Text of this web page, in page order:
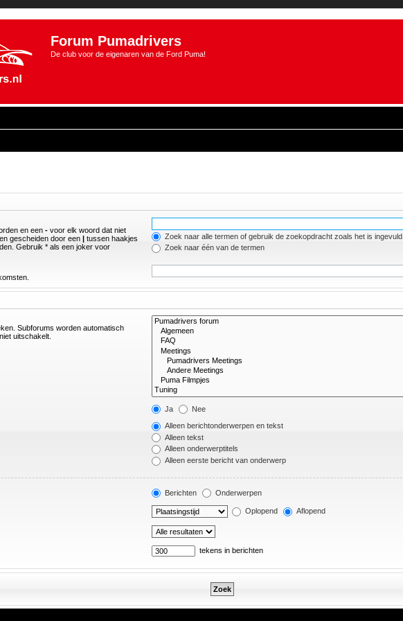
Forum Pumadrivers
De club voor de eigenaren van de Ford Puma!
en een - voor elk woord dat niet
gescheiden door een | tussen haakjes
Gebruik * als een joker voor
Zoek naar alle termen of gebruik de zoekopdracht zoals het is ingevuld
Zoek naar één van de termen
Subforums worden automatisch
uitschakelt.
Ja Nee
Alleen berichtonderwerpen en tekst
Alleen tekst
Alleen onderwerptitels
Alleen eerste bericht van onderwerp
Berichten Onderwerpen
Oplopend Aflopend
tekens in berichten